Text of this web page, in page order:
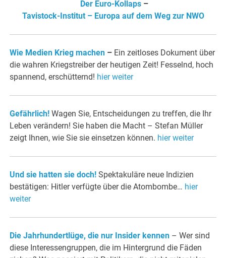
Der Euro-Kollaps–
Tavistock-Institut – Europa auf dem Weg zur NWO
Wie Medien Krieg machen – Ein zeitloses Dokument über
die wahren Kriegstreiber der heutigen Zeit! Fesselnd, hoch
spannend, erschütternd! hier weiter
Gefährlich! Wagen Sie, Entscheidungen zu treffen, die Ihr
Leben verändern! Sie haben die Macht – Stefan Müller
zeigt Ihnen, wie Sie sie einsetzen können. hier weiter
Und sie hatten sie doch! Spektakuläre neue Indizien
bestätigen: Hitler verfügte über die Atombombe… hier
weiter
Die Jahrhundertlüge, die nur Insider kennen – Wer sind
diese Interessengruppen, die im Hintergrund die Fäden